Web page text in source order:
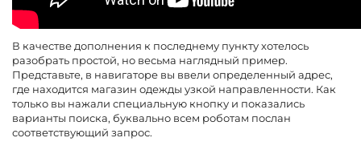
В качестве дополнения к последнему пункту хотелось
разобрать простой, но весьма наглядный пример.
Представьте, в навигаторе вы ввели определенный адрес,
где находится магазин одежды узкой направленности. Как
только вы нажали специальную кнопку и показались
варианты поиска, буквально всем роботам послан
соответствующий запрос.